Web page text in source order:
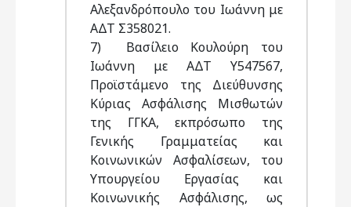
Αλεξανδρόπουλο του Ιωάννη με
ΑΔΤ Σ358021.
7) Βασίλειο Κουλούρη του
Ιωάννη με ΑΔΤ Υ547567,
Προϊστάμενο της Διεύθυνσης
Κύριας Ασφάλισης Μισθωτών
της ΓΓΚΑ, εκπρόσωπο της
Γενικής Γραμματείας και
Κοινωνικών Ασφαλίσεων, του
Υπουργείου Εργασίας και
Κοινωνικής Ασφάλισης, ως